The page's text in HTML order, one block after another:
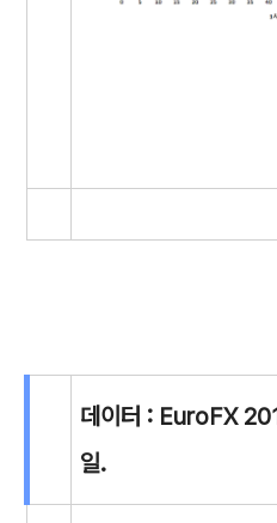
데이터 : EuroFX
일.